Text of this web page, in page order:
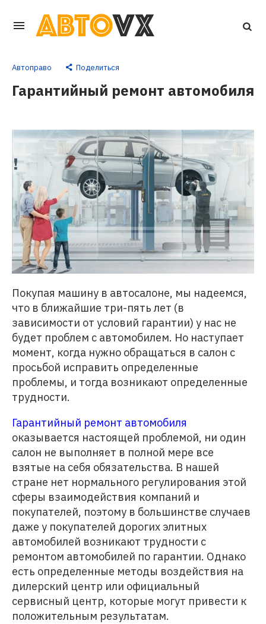
Перейти
основному
контенту
Автоправо Поделиться
Гарантийный ремонт автомобиля
Покупая машину в автосалоне, мы надеемся,
что в ближайшие три-пять лет (в
зависимости от условий гарантии) у нас не
будет проблем с автомобилем. Но наступает
момент, когда нужно обращаться в салон с
просьбой исправить определенные
проблемы, и тогда возникают определенные
трудности.
Гарантийный ремонт автомобиля
оказывается настоящей проблемой, ни один
салон не выполняет в полной мере все
взятые на себя обязательства. В нашей
стране нет нормального регулирования этой
сферы взаимодействия компаний и
покупателей, поэтому в большинстве случаев
даже у покупателей дорогих элитных
автомобилей возникают трудности с
ремонтом автомобилей по гарантии. Однако
есть определенные методы воздействия на
дилерский центр или официальный
сервисный центр, которые могут привести к
положительным результатам.